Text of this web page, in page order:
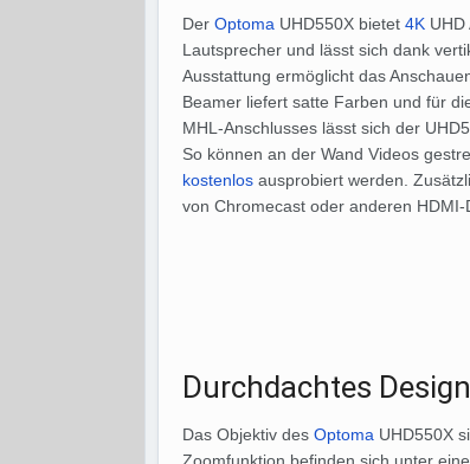
Der Optoma UHD550X bietet 4K UHD
Lautsprecher und lässt sich dank
Ausstattung ermöglicht das
Beamer liefert satte Farben und für
MHL-Anschlusses lässt sich der
So können an der Wand Videos
kostenlos ausprobiert werden.
von Chromecast oder anderen HDMI-
Durchdachtes Design
Das Objektiv des Optoma UHD550X